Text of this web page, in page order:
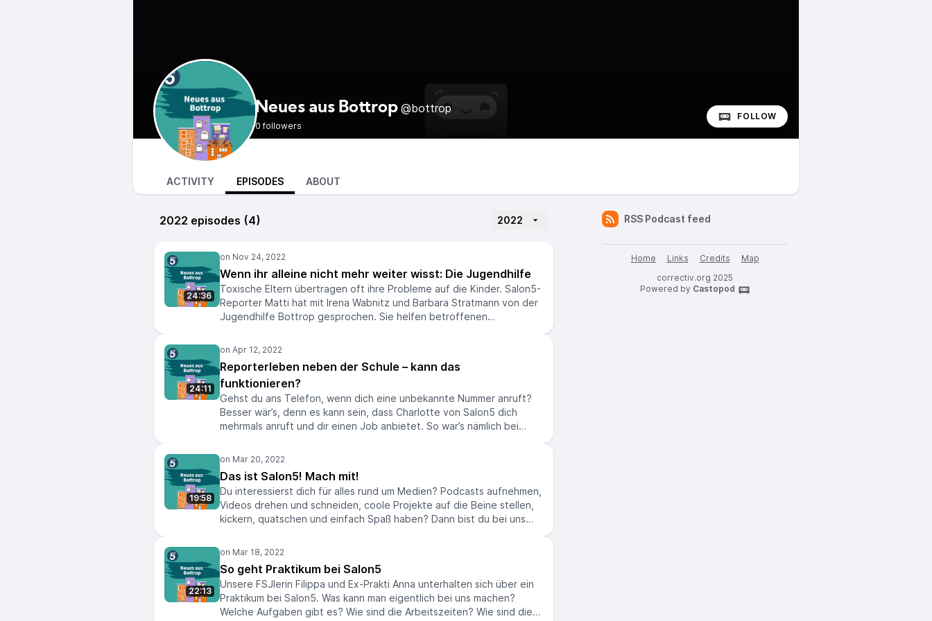
Neues aus Bottrop @bottrop
0 followers
FOLLOW
ACTIVITY EPISODES ABOUT
2022 episodes (4) 2022
24:36
Wenn ihr alleine nicht mehr weiter wisst: Die Jugendhilfe
Toxische Eltern übertragen oft ihre Probleme auf die Kinder. Salon5-
Reporter Matti hat mit Irena Wabnitz und Barbara Stratmann von der
Jugendhilfe Bottrop gesprochen. Sie helfen betroffenen
Hilfsangebot genau aussieht, erfahrt ihr in diesem Podcast. Ihr
braucht auch Hilfe? Stellen, an die ihr euch wenden könnt, findet ihr
am Ende der Folge.
24:11
Reporterleben neben der Schule – kann das
funktionieren?
Gehst du ans Telefon, wenn dich eine unbekannte Nummer anruft?
Besser wär’s, denn es kann sein, dass Charlotte von Salon5 dich
mehrmals anruft und dir einen Job anbietet. So war’s nämlich bei
ist. Bei Filippa war es damals ähnlich, als der damalige
Redaktionsleiter sie anrief. Aber schafft man es eigentlich, neben
der Schule auch noch in einer Redaktion zu arbeiten? Das erzählen
dir Filippa und Semih!
19:58
Das ist Salon5! Mach mit!
Du interessierst dich für alles rund um Medien? Podcasts aufnehmen,
Videos drehen und schneiden, coole Projekte auf die Beine stellen,
kickern, quatschen und einfach Spaß haben? Dann bist du bei uns
Jugendliche Dina und unsere FSJlerin Filippa über alles, was Salon5
22:13
So geht Praktikum bei Salon5
Unsere FSJlerin Filippa und Ex-Prakti Anna unterhalten sich über ein
Praktikum bei Salon5. Was kann man eigentlich bei uns machen?
Welche Aufgaben gibt es? Wie sind die Arbeitszeiten? Wie sind die
RSS Podcast feed
Home Links Credits
Map
correctiv.org 2025
Powered by Castopod